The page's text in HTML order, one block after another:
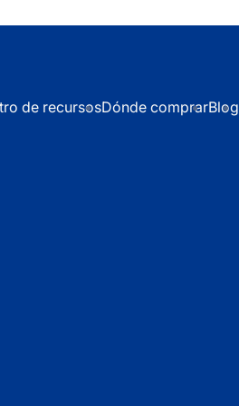
de recursosDónde comprarBlog